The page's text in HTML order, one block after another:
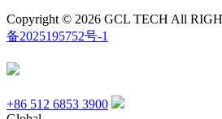
Copyright © 2026 GCL TECH All
备2025195752号-1
+86 512 6853 3900